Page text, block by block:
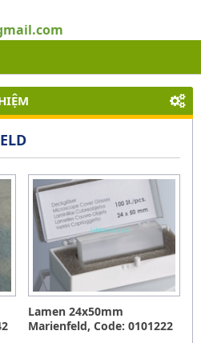
Lamen 24x50mm
Marienfeld, Code: 0101222